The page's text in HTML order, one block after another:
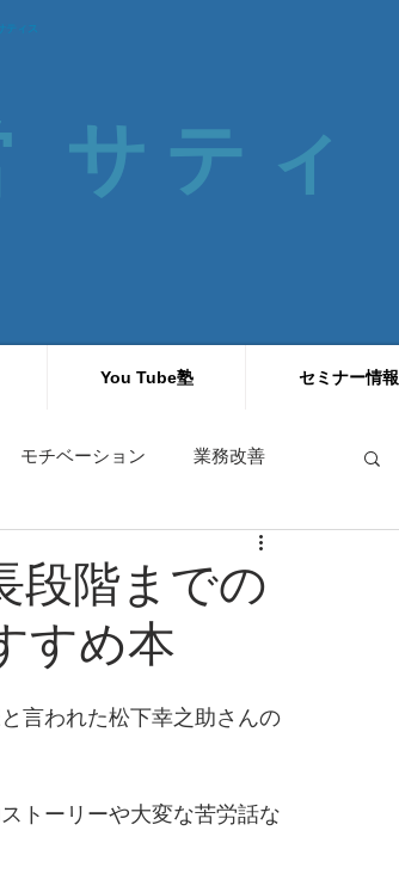
ティス
サティ
You Tube塾 セミナー情報
モチベーション 業務改善
段階までの
すめ本
言われた松下幸之助さんの
トーリーや大変な苦労話な